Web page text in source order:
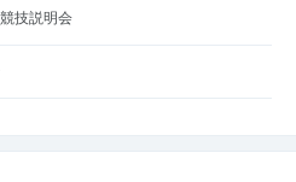
技説明会